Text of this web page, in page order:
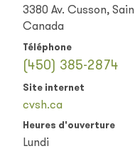
3380 Av. Cusson,
Canada
Téléphone
(450) 385-2874
Site internet
cvsh.ca
Heures d'ouverture
Lundi